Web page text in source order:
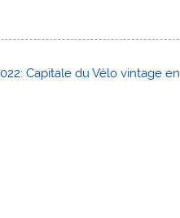
Capitale du Vélo vintage en